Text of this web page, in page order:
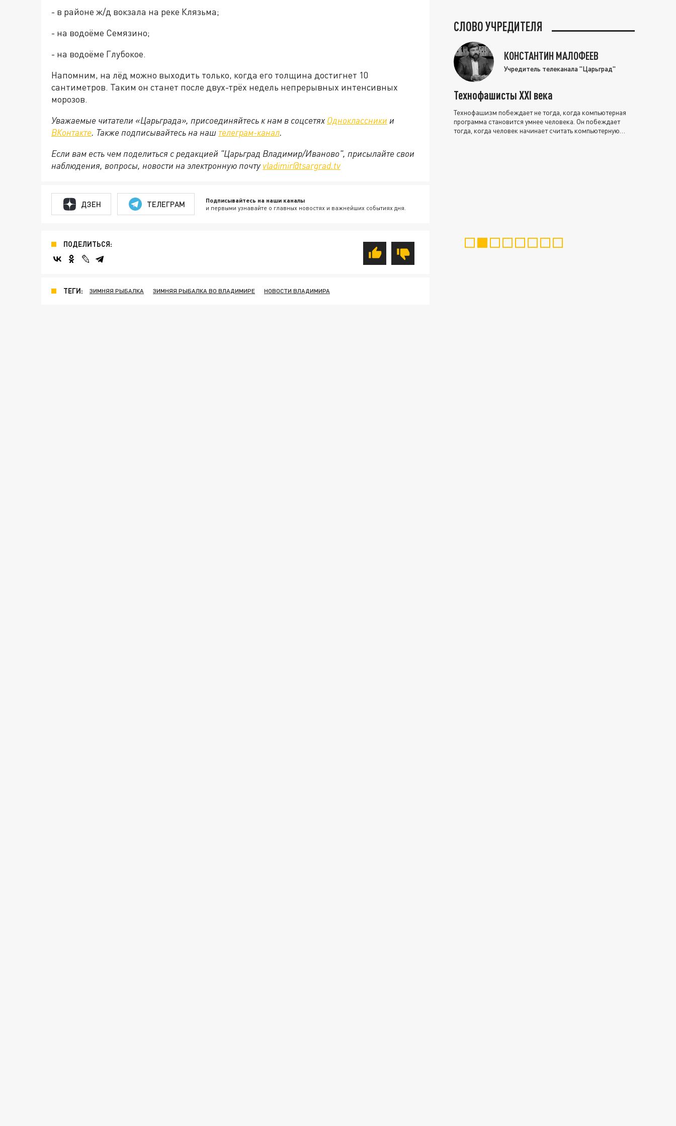
- в районе ж/д вокзала на реке Клязьма;
- на водоёме Семязино;
- на водоёме Глубокое.
Напомним, на лёд можно выходить только, когда его толщина достигнет 10
сантиметров. Таким он станет после двух-трёх недель непрерывных интенсивных
морозов.
Уважаемые читатели «Царьграда», присоединяйтесь к нам в соцсетях Одноклассники и
ВКонтакте. Также подписывайтесь на наш телеграм-канал.
Если вам есть чем поделиться с редакцией "Царьград Владимир/Иваново", присылайте свои
наблюдения, вопросы, новости на электронную почту vladimir@tsargrad.tv
ДЗЕН ТЕЛЕГРАМ Подписывайтесь на наши каналы
и первыми узнавайте о главных новостях и важнейших событиях дня.
ПОДЕЛИТЬСЯ:
ТЕГИ: ЗИМНЯЯ РЫБАЛКА ЗИМНЯЯ РЫБАЛКА ВО ВЛАДИМИРЕ НОВОСТИ ВЛАДИМИРА
СЛОВО УЧРЕДИТЕЛЯ
КОНСТАНТИН МАЛОФЕЕВ
Учредитель телеканала "Царьград"
Технофашисты XXI века
Технофашизм побеждает не тогда, когда компьютерная
программа становится умнее человека. Он побеждает
тогда, когда человек начинает считать компьютерную